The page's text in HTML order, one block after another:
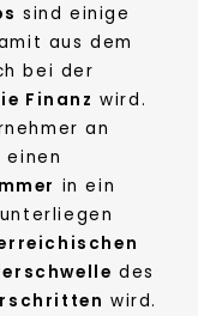
sind einige
aus dem
bei der
Finanz wird.
an
einen
in ein
des
wird.